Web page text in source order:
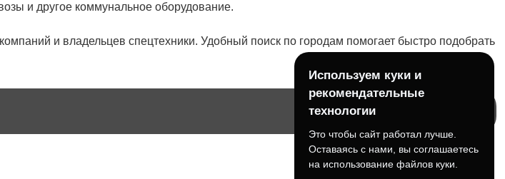
и другое коммунальное оборудование.
и владельцев спецтехники. Удобный поиск по городам помогает быстро подобрать
Используем куки и
рекомендательные
технологии
Это чтобы сайт работал лучше.
Оставаясь с нами, вы соглашаетесь
на использование файлов куки.